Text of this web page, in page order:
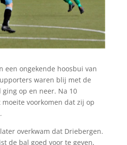
een ongekende hoosbui van
waren blij met de
op en neer. Na 10
moeite voorkomen dat zij op
overkwam dat Driebergen.
de bal goed voor te geven,